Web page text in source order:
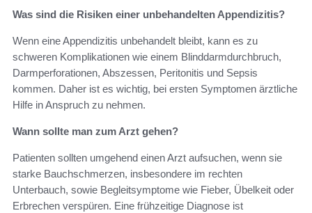
Was sind die Risiken einer unbehandelten Appendizitis?
Wenn eine Appendizitis unbehandelt bleibt, kann es zu
schweren Komplikationen wie einem Blinddarmdurchbruch,
Darmperforationen, Abszessen, Peritonitis und Sepsis
kommen. Daher ist es wichtig, bei ersten Symptomen ärztliche
Hilfe in Anspruch zu nehmen.
Wann sollte man zum Arzt gehen?
Patienten sollten umgehend einen Arzt aufsuchen, wenn sie
starke Bauchschmerzen, insbesondere im rechten
Unterbauch, sowie Begleitsymptome wie Fieber, Übelkeit oder
Erbrechen verspüren. Eine frühzeitige Diagnose ist